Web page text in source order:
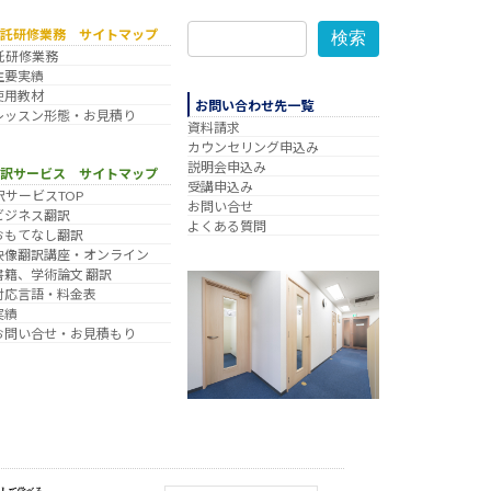
研修業務 サイトマップ
研修業務
要実績
用教材
ッスン形態・お見積り
サービス サイトマップ
サービスTOP
ジネス翻訳
もてなし翻訳
像翻訳講座・オンライン
籍、学術論文 翻訳
応言語・料金表
績
問い合せ・お見積もり
検索
お問い合わせ先一覧
資料請求
カウンセリング申込み
説明会申込み
受講申込み
お問い合せ
よくある質問